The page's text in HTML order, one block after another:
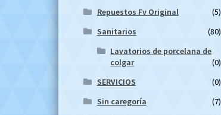
Repuestos Fv Original
(5)
Sanitarios
(80)
Lavatorios de porcelana de
colgar
(0)
SERVICIOS
(0)
Sin caregoría
(7)